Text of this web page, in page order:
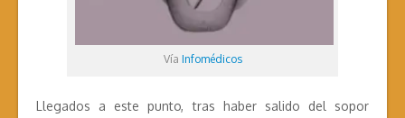
Vía Infomédicos
Llegados a este punto, tras haber salido del sopor